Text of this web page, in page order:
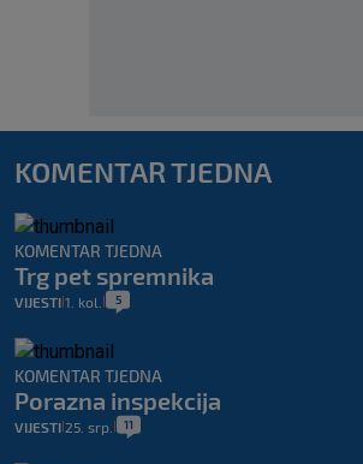
KOMENTAR TJEDNA
KOMENTAR TJEDNA
Trg pet spremnika
VIJESTI 1. kol. 5
KOMENTAR TJEDNA
Porazna inspekcija
VIJESTI 25. srp. 11